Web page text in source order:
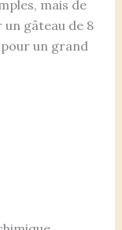
mais de
gâteau de 8
un grand